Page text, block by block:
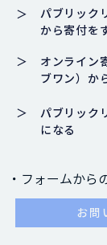
＞
パブリック
から寄付を
＞
オンライン
ブワン）か
＞
パブリック
になる
・フォームから
お問